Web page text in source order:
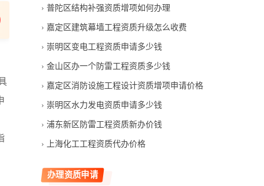
普陀区结构补强资质增项如何办理
嘉定区建筑幕墙工程资质升级怎么收费
崇明区变电工程资质申请多少钱
金山区办一个防雷工程资质多少钱
嘉定区消防设施工程设计资质增项申请价格
崇明区水力发电资质申请多少钱
浦东新区防雷工程资质新办价钱
上海化工工程资质代办价格
办理资质申请